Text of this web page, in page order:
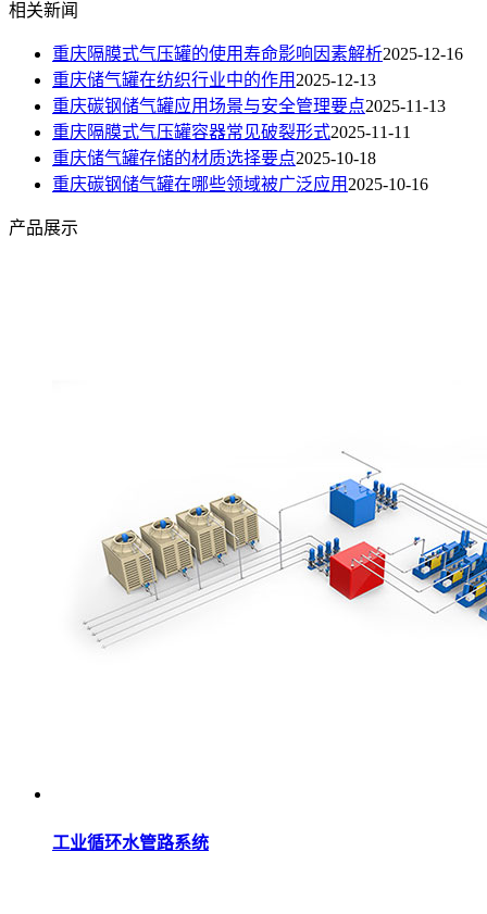
相关新闻
重庆隔膜式气压罐的使用寿命影响因素解析2025-12-16
重庆储气罐在纺织行业中的作用 2025-12-13
重庆碳钢储气罐应用场景与安全管理要点2025-11-13
重庆隔膜式气压罐容器常见破裂形式​2025-11-11
重庆储气罐存储的材质选择要点2025-10-18
重庆碳钢储气罐在哪些领域被广泛应用 2025-10-16
产品展示
工业循环水管路系统